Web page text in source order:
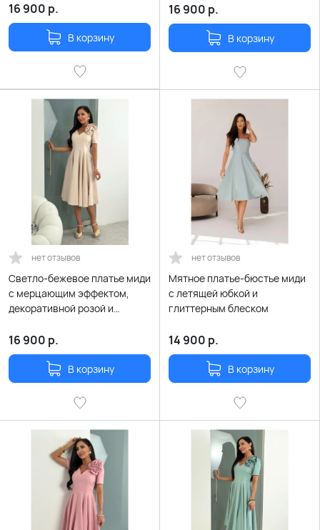
16 900 р.
В корзину
16 900 р.
В корзину
нет отзывов
Светло-бежевое платье миди
с мерцающим эффектом,
декоративной розой и
16 900 р.
В корзину
нет отзывов
Мятное платье-бюстье миди
с летящей юбкой и
глиттерным блеском
14 900 р.
В корзину